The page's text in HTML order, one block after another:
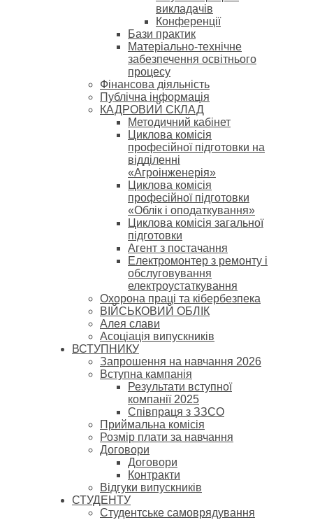
викладачів
Конференції
Бази практик
Матеріально-технічне
забезпечення освітнього
процесу
Фінансова діяльність
Публічна інформація
КАДРОВИЙ СКЛАД
Методичний кабінет
Циклова комісія
професійної підготовки на
відділенні
«Агроінженерія»
Циклова комісія
професійної підготовки
«Облік і оподаткування»
Циклова комісія загальної
підготовки
Агент з постачання
Електромонтер з ремонту і
обслуговування
електроустаткування
Охорона праці та кібербезпека
ВІЙСЬКОВИЙ ОБЛІК
Алея слави
Асоціація випускників
ВСТУПНИКУ
Запрошення на навчання 2026
Вступна кампанія
Результати вступної
компанії 2025
Співпраця з ЗЗСО
Приймальна комісія
Розмір плати за навчання
Договори
Договори
Контракти
Відгуки випускників
СТУДЕНТУ
Cтудентське самоврядування